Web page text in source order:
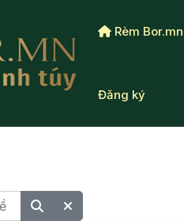
Rèm Bor.mn
Đăng ký